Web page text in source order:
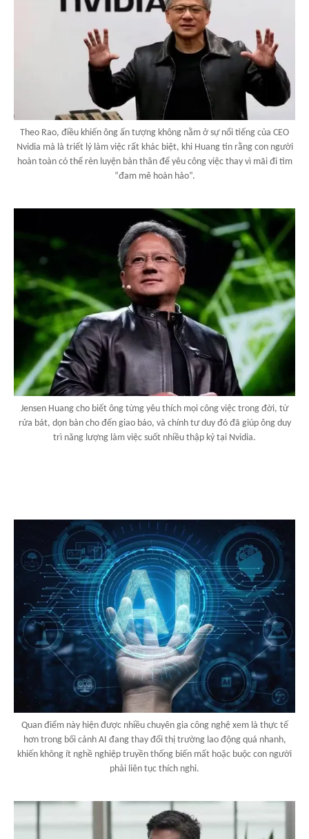
Theo Rao, điều khiến ông ấn tượng không nằm ở sự nổi tiếng của CEO
Nvidia mà là triết lý làm việc rất khác biệt, khi Huang tin rằng con người
hoàn toàn có thể rèn luyện bản thân để yêu công việc thay vì mãi đi tìm
“đam mê hoàn hảo”.
Jensen Huang cho biết ông từng yêu thích mọi công việc trong đời, từ
rửa bát, dọn bàn cho đến giao báo, và chính tư duy đó đã giúp ông duy
trì năng lượng làm việc suốt nhiều thập kỷ tại Nvidia.
Quan điểm này hiện được nhiều chuyên gia công nghệ xem là thực tế
hơn trong bối cảnh AI đang thay đổi thị trường lao động quá nhanh,
khiến không ít nghề nghiệp truyền thống biến mất hoặc buộc con người
phải liên tục thích nghi.